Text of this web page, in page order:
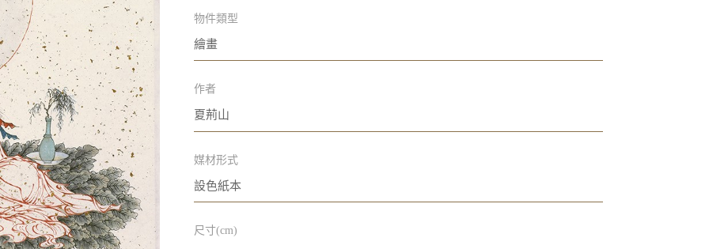
物件類型
繪畫
作者
夏荊山
媒材形式
設色紙本
尺寸(cm)